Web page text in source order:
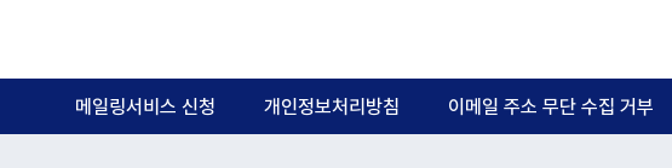
메일링서비스 신청 개인정보처리방침 이메일 주소 무단 수집 거부